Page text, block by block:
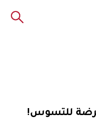
عُرضة للتسوس!